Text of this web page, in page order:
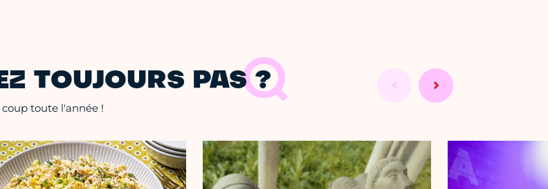
TOUJOURS PAS ?
toute l'année !